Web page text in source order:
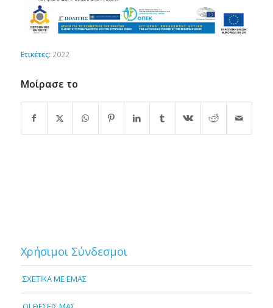
Ετικέτες: 2022
Μοίρασε το
Χρήσιμοι Σύνδεσμοι
ΣΧΕΤΙΚΑ ΜΕ ΕΜΑΣ